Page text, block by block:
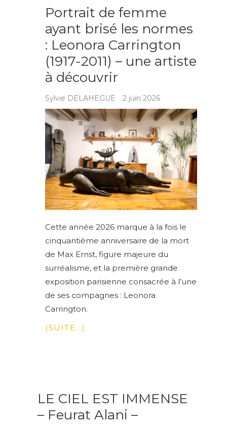
Portrait de femme
ayant brisé les normes
: Leonora Carrington
(1917-2011) – une artiste
à découvrir
Sylvie DELAHEGUE 2 juin 2026
Cette année 2026 marque à la fois le
cinquantième anniversaire de la mort
de Max Ernst, figure majeure du
surréalisme, et la première grande
exposition parisienne consacrée à l’une
de ses compagnes : Leonora
Carrington.
(SUITE…)
LE CIEL EST IMMENSE
– Feurat Alani –